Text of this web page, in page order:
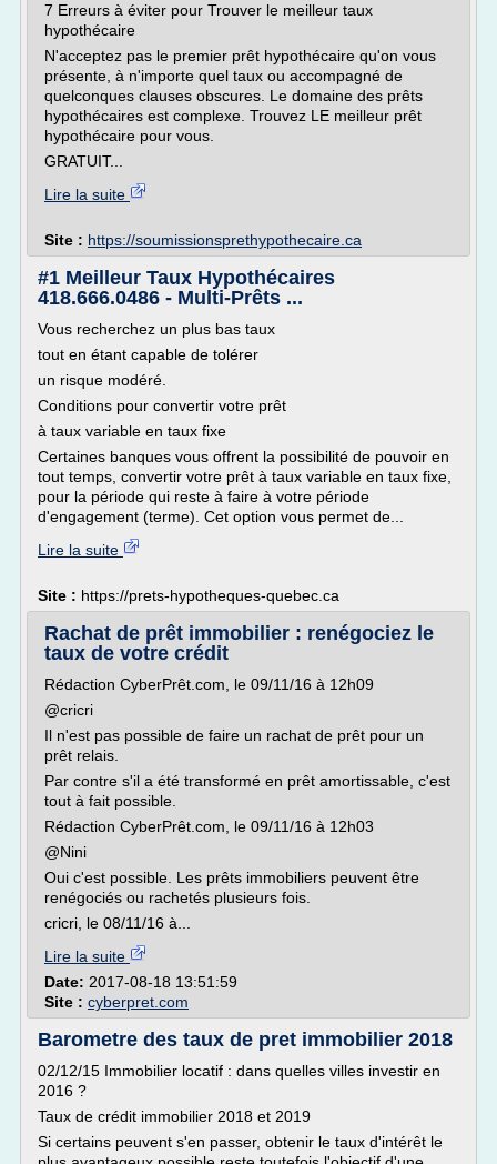
7 Erreurs à éviter pour Trouver le meilleur taux
hypothécaire
N'acceptez pas le premier prêt hypothécaire qu'on vous
présente, à n'importe quel taux ou accompagné de
quelconques clauses obscures. Le domaine des prêts
hypothécaires est complexe. Trouvez LE meilleur prêt
hypothécaire pour vous.
GRATUIT...
Lire la suite
Site : https://soumissionsprethypothecaire.ca
#1 Meilleur Taux Hypothécaires
418.666.0486 - Multi-Prêts ...
Vous recherchez un plus bas taux
tout en étant capable de tolérer
un risque modéré.
Conditions pour convertir votre prêt
à taux variable en taux fixe
Certaines banques vous offrent la possibilité de pouvoir en
tout temps, convertir votre prêt à taux variable en taux fixe,
pour la période qui reste à faire à votre période
d'engagement (terme). Cet option vous permet de...
Lire la suite
Site : https://prets-hypotheques-quebec.ca
Rachat de prêt immobilier : renégociez le
taux de votre crédit
Rédaction CyberPrêt.com, le 09/11/16 à 12h09
@cricri
Il n'est pas possible de faire un rachat de prêt pour un
prêt relais.
Par contre s'il a été transformé en prêt amortissable, c'est
tout à fait possible.
Rédaction CyberPrêt.com, le 09/11/16 à 12h03
@Nini
Oui c'est possible. Les prêts immobiliers peuvent être
renégociés ou rachetés plusieurs fois.
cricri, le 08/11/16 à...
Lire la suite
Date: 2017-08-18 13:51:59
Site : cyberpret.com
Barometre des taux de pret immobilier 2018
02/12/15 Immobilier locatif : dans quelles villes investir en
2016 ?
Taux de crédit immobilier 2018 et 2019
Si certains peuvent s'en passer, obtenir le taux d'intérêt le